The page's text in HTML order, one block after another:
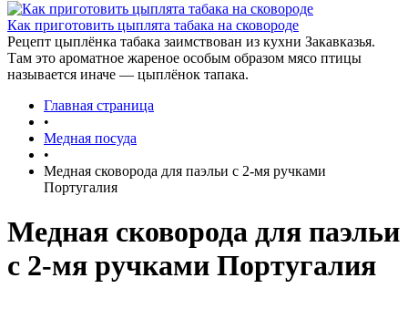
Как приготовить цыплята табака на сковороде
Рецепт цыплёнка табака заимствован из кухни Закавказья.
Там это ароматное жареное особым образом мясо птицы
называется иначе — цыплёнок тапака.
Главная страница
•
Медная посуда
•
Медная сковорода для паэльи c 2-мя ручками
Португалия
Медная сковорода для паэльи
c 2-мя ручками Португалия